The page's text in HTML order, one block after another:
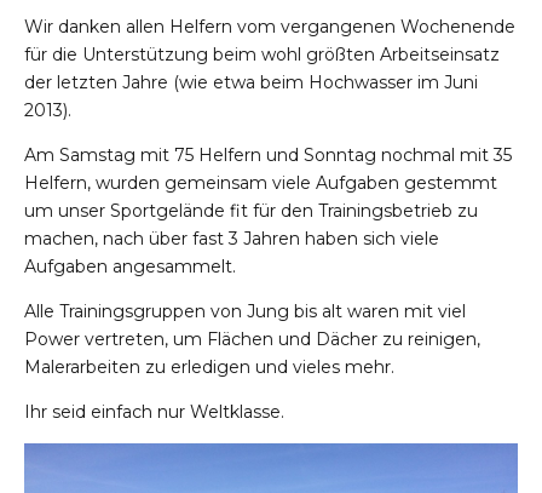
Wir danken allen Helfern vom vergangenen Wochenende
für die Unterstützung beim wohl größten Arbeitseinsatz
der letzten Jahre (wie etwa beim Hochwasser im Juni
2013).
Am Samstag mit 75 Helfern und Sonntag nochmal mit 35
Helfern, wurden gemeinsam viele Aufgaben gestemmt
um unser Sportgelände fit für den Trainingsbetrieb zu
machen, nach über fast 3 Jahren haben sich viele
Aufgaben angesammelt.
Alle Trainingsgruppen von Jung bis alt waren mit viel
Power vertreten, um Flächen und Dächer zu reinigen,
Malerarbeiten zu erledigen und vieles mehr.
Ihr seid einfach nur Weltklasse.